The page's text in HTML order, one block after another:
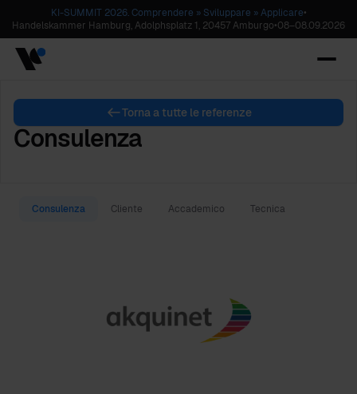
KI-SUMMIT 2026. Comprendere » Sviluppare » Applicare•
Handelskammer Hamburg, Adolphsplatz 1, 20457 Amburgo•08–08.09.2026
Torna a tutte le referenze
Consulenza
Consulenza Cliente Accademico Tecnica